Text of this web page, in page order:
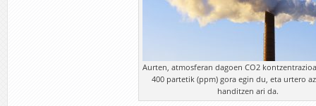
Aurten, atmosferan dagoen CO2
400 partetik (ppm) gora egin du, eta urtero
handitzen ari da.